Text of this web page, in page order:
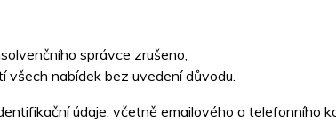
správce zrušeno;
nabídek bez uvedení důvodu.
údaje, včetně emailového a telefonního